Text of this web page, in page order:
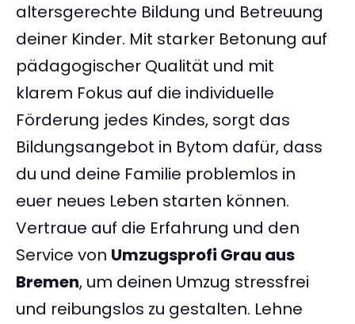
altersgerechte Bildung und Betreuung
deiner Kinder. Mit starker Betonung auf
pädagogischer Qualität und mit
klarem Fokus auf die individuelle
Förderung jedes Kindes, sorgt das
Bildungsangebot in Bytom dafür, dass
du und deine Familie problemlos in
euer neues Leben starten können.
Vertraue auf die Erfahrung und den
Service von Umzugsprofi Grau aus
Bremen, um deinen Umzug stressfrei
und reibungslos zu gestalten. Lehne